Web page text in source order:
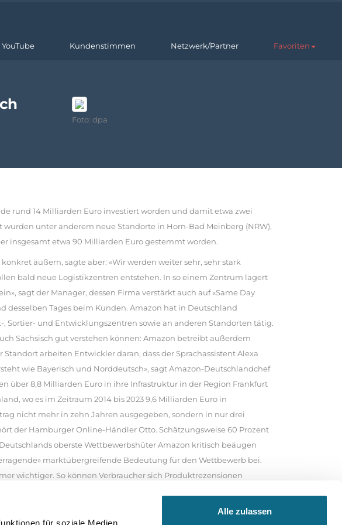
Alle zulassen
YouTube Kundenstimmen Netzwerk/Partner Favoriten
Foto: dpa
rund 14 Milliarden Euro investiert worden und damit etwa zwei
unter anderem neue Standorte in Horn-Bad Meinberg (NRW),
insgesamt etwa 90 Milliarden Euro gestemmt worden.
äußern, sagte aber: «Wir werden weiter sehr, sehr stark
bald neue Logistikzentren entstehen. In so einem Zentrum lagert
sagt der Manager, dessen Firma verstärkt auch auf «Same Day
Tages beim Kunden. Amazon hat in Deutschland
Sortier- und Entwicklungszentren sowie an anderen Standorten tätig.
Sächsisch gut verstehen können: Amazon betreibt außerdem
arbeiten Entwickler daran, dass der Sprachassistent Alexa
wie Bayerisch und Norddeutsch», sagt Amazon-Deutschlandchef
über 8,8 Milliarden Euro in ihre Infrastruktur in der Region Frankfurt
wo es im Zeitraum 2014 bis 2023 9,6 Milliarden Euro in
nicht mehr in zehn Jahren ausgegeben, sondern in nur drei
der Hamburger Online-Händler Otto. Schätzungsweise 60 Prozent
oberste Wettbewerbshüter Amazon kritisch beäugen
marktübergreifende Bedeutung für den Wettbewerb bei.
wichtiger. So können Verbraucher sich Produktrezensionen
die Arbeit erleichtern und etwa selbstständig Ware
Werbemaßnahmen für Produkte einleiten sowie Befehle zur